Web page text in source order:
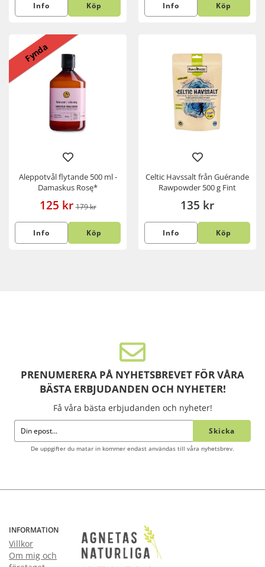
Info Köp Info Köp
Fynda
Aleppotvål flytande 500 ml -
Damaskus Rosę*
125 kr 179 kr
Info Köp
Celtic Havssalt från Guérande
Rawpowder 500 g Fint
135 kr
Info Köp
PRENUMERERA PÅ NYHETSBREVET FÖR VÅRA
BÄSTA ERBJUDANDEN OCH NYHETER!
Få våra bästa erbjudanden och nyheter!
Skicka
De uppgifter du matar in kommer endast användas till våra nyhetsbrev.
INFORMATION
Villkor
Om mig och